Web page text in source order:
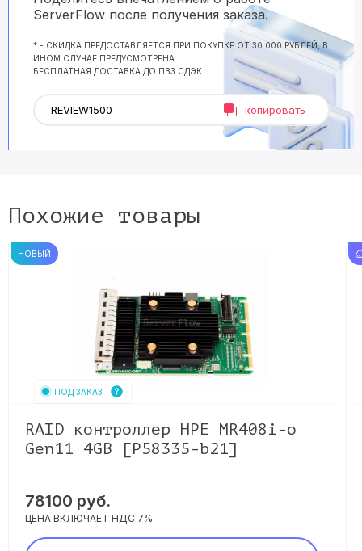
ServerFlow после получения заказа.
* - СКИДКА ПРЕДОСТАВЛЯЕТСЯ ПРИ ПОКУПКЕ ОТ 30 000 РУБЛЕЙ, В
ИНОМ СЛУЧАЕ ПРЕДУСМОТРЕНА
БЕСПЛАТНАЯ ДОСТАВКА ДО ПВЗ СДЭК.
копировать
Похожие товары
НОВЫЙ
ПОД ЗАКАЗ
RAID контроллер HPE MR408i-o
Gen11 4GB [P58335-b21]
78100 руб.
ЦЕНА ВКЛЮЧАЕТ НДС 7%